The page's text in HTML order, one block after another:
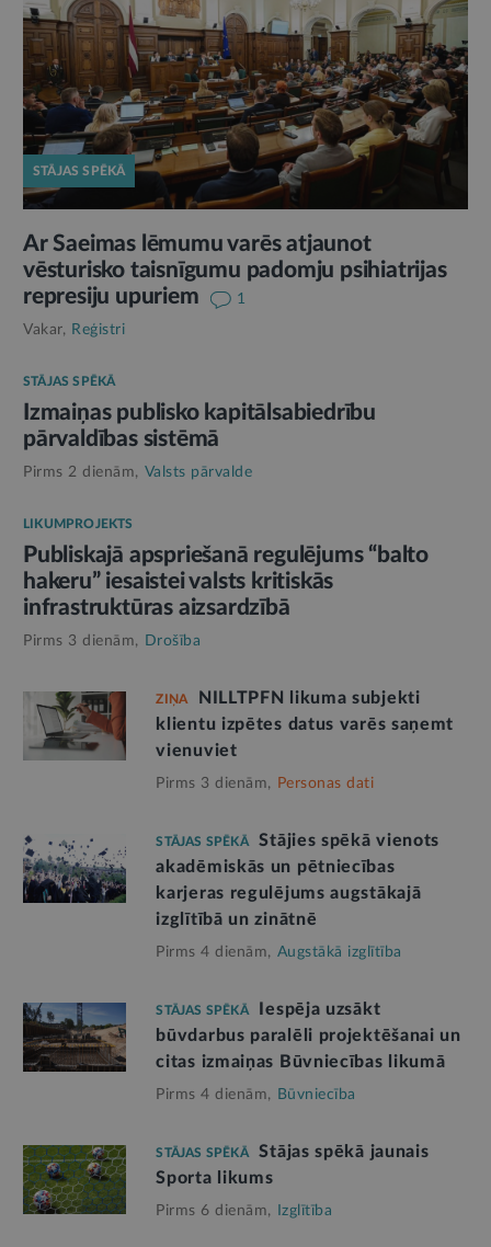
STĀJAS SPĒKĀ
Ar Saeimas lēmumu varēs atjaunot
vēsturisko taisnīgumu padomju psihiatrijas
represiju upuriem
1
Vakar, Reģistri
STĀJAS SPĒKĀ
Izmaiņas publisko kapitālsabiedrību
pārvaldības sistēmā
Pirms 2 dienām, Valsts pārvalde
LIKUMPROJEKTS
Publiskajā apspriešanā regulējums “balto
hakeru” iesaistei valsts kritiskās
infrastruktūras aizsardzībā
Pirms 3 dienām, Drošība
ZIŅA
NILLTPFN likuma subjekti
klientu izpētes datus varēs saņemt
vienuviet
Pirms 3 dienām, Personas dati
STĀJAS SPĒKĀ
Stājies spēkā vienots
akadēmiskās un pētniecības
karjeras regulējums augstākajā
izglītībā un zinātnē
Pirms 4 dienām, Augstākā izglītība
STĀJAS SPĒKĀ
Iespēja uzsākt
būvdarbus paralēli projektēšanai un
citas izmaiņas Būvniecības likumā
Pirms 4 dienām, Būvniecība
STĀJAS SPĒKĀ
Stājas spēkā jaunais
Sporta likums
Pirms 6 dienām, Izglītība